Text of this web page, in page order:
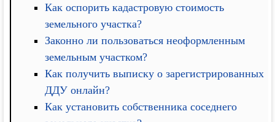
Как оспорить кадастровую стоимость
земельного участка?
Законно ли пользоваться неоформленным
земельным участком?
Как получить выписку о зарегистрированных
ДДУ онлайн?
Как установить собственника соседнего